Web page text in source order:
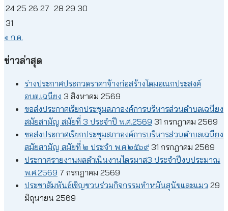
24 25 26 27 28 29 30
31
« ก.ค.
ข่าวล่าสุด
ร่างประกาศประกวดราคาจ้างก่อสร้างโดมอเนกประสงค์
อบต.เฉนียง 3 สิงหาคม 2569
ขอส่งประกาศเรียกประชุมสภาองค์การบริหารส่วนตำบลเฉนียง
สมัยสามัญ สมัยที่ 3 ประจำปี พ.ศ.2569 31 กรกฎาคม 2569
ขอส่งประกาศเรียกประชุมสภาองค์การบริหารส่วนตำบลเฉนียง
สมัยสามัญ สมัยที่ ๒ ประจำ พ.ศ.๒๕๖๙ 31 กรกฎาคม 2569
ประกาศรายงานผลดำเนินงานไตรมาส3 ประจำปีงบประมาณ
พ.ศ.2569 7 กรกฎาคม 2569
ประชาสัมพันธ์เชิญชวนร่วมกิจกรรมทำหมันสุนัขและแมว 29
มิถุนายน 2569